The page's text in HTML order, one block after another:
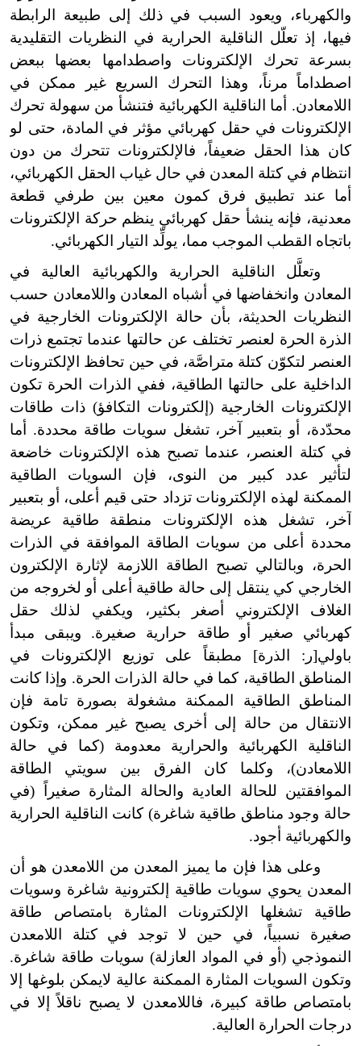
والكهرباء، ويعود السبب في ذلك إلى طبيعة الرابطة
فيها، إذ تعلّل الناقلية الحرارية في النظريات التقليدية
بسرعة تحرك الإلكترونات واصطدامها بعضها ببعض
اصطداماً مرناً، وهذا التحرك السريع غير ممكن في
اللامعادن. أما الناقلية الكهربائية فتنشأ من سهولة تحرك
الإلكترونات في حقل كهربائي مؤثر في المادة، حتى لو
كان هذا الحقل ضعيفاً، فالإلكترونات تتحرك من دون
انتظام في كتلة المعدن في حال غياب الحقل الكهربائي،
أما عند تطبيق فرق كمون معين بين طرفي قطعة
معدنية، فإنه ينشأ حقل كهربائي ينظم حركة الإلكترونات
باتجاه القطب الموجب مما، يولِّد التيار الكهربائي.
وتعلَّل الناقلية الحرارية والكهربائية العالية في
المعادن وانخفاضها في أشباه المعادن واللامعادن حسب
النظريات الحديثة، بأن حالة الإلكترونات الخارجية في
الذرة الحرة لعنصر تختلف عن حالتها عندما تجتمع ذرات
العنصر لتكوّن كتلة متراصَّة، في حين تحافظ الإلكترونات
الداخلية على حالتها الطاقية، ففي الذرات الحرة تكون
الإلكترونات الخارجية (إلكترونات التكافؤ) ذات طاقات
محدّدة، أو بتعبير آخر، تشغل سويات طاقة محددة. أما
في كتلة العنصر، عندما تصبح هذه الإلكترونات خاضعة
لتأثير عدد كبير من النوى، فإن السويات الطاقية
الممكنة لهذه الإلكترونات تزداد حتى قيم أعلى، أو بتعبير
آخر، تشغل هذه الإلكترونات منطقة طاقية عريضة
محددة أعلى من سويات الطاقة الموافقة في الذرات
الحرة، وبالتالي تصبح الطاقة اللازمة لإثارة الإلكترون
الخارجي كي ينتقل إلى حالة طاقية أعلى أو لخروجه من
الغلاف الإلكتروني أصغر بكثير، ويكفي لذلك حقل
كهربائي صغير أو طاقة حرارية صغيرة. ويبقى مبدأ
باولي[ر: الذرة] مطبقاً على توزيع الإلكترونات في
المناطق الطاقية، كما في حالة الذرات الحرة. وإذا كانت
المناطق الطاقية الممكنة مشغولة بصورة تامة فإن
الانتقال من حالة إلى أخرى يصبح غير ممكن، وتكون
الناقلية الكهربائية والحرارية معدومة (كما في حالة
اللامعادن)، وكلما كان الفرق بين سويتي الطاقة
الموافقتين للحالة العادية والحالة المثارة صغيراً (في
حالة وجود مناطق طاقية شاغرة) كانت الناقلية الحرارية
والكهربائية أجود.
وعلى هذا فإن ما يميز المعدن من اللامعدن هو أن
المعدن يحوي سويات طاقية إلكترونية شاغرة وسويات
طاقية تشغلها الإلكترونات المثارة بامتصاص طاقة
صغيرة نسبياً، في حين لا توجد في كتلة اللامعدن
النموذجي (أو في المواد العازلة) سويات طاقة شاغرة.
وتكون السويات المثارة الممكنة عالية لايمكن بلوغها إلا
بامتصاص طاقة كبيرة، فاللامعدن لا يصبح ناقلاً إلا في
درجات الحرارة العالية.